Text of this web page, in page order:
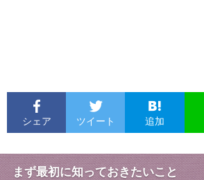
シェア ツイート 追加
まず最初に知っておきたいこと